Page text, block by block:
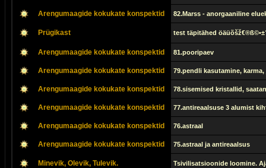
Arengumaagide kokukate konspektid 82.Marss - anorgaaniline
Prügikast test täpitähed
Arengumaagide kokukate konspektid 81.pooripaev
Arengumaagide kokukate konspektid 79.pendli kasutamine,
Arengumaagide kokukate konspektid 78.sisemised kristallid,
Arengumaagide kokukate konspektid 77.antireaalsuse 3 alumist
Arengumaagide kokukate konspektid 76.astraal
Arengumaagide kokukate konspektid 75.astraal ja antireaalsus
Minevik, Olevik, Tulevik. Tsivilisatsioonide loomine.